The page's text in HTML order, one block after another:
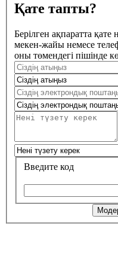
Қате тапты?
Берілген ақпаратта
мекен-жайы немесе
оны төмендегі пішінде
Введите код